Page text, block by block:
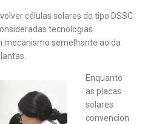
células solares do tipo DSSC
tecnologias
semelhante ao da
Enquanto
as placas
solares
convencion